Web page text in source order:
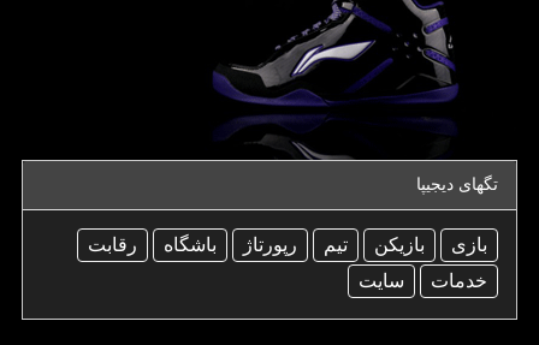
تگهای دیجیپا
بازی بازیكن تیم رپورتاژ باشگاه
رقابت
خدمات
سایت